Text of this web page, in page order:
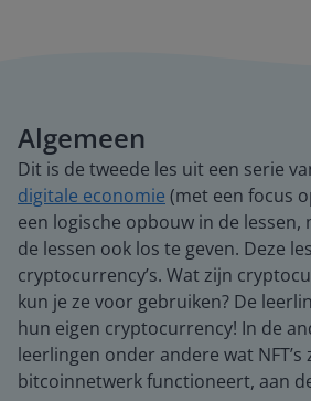
Algemeen
Dit is de tweede les uit een serie
digitale economie (met een focus
een logische opbouw in de
de lessen ook los te geven. Deze
cryptocurrency’s. Wat zijn
kun je ze voor gebruiken? De
hun eigen cryptocurrency! In de
leerlingen onder andere wat
bitcoinnetwerk functioneert, aan